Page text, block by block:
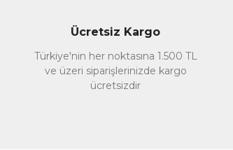
Ücretsiz Kargo
Türkiye'nin her noktasına 1.500 TL
ve üzeri siparişlerinizde kargo
ücretsizdir